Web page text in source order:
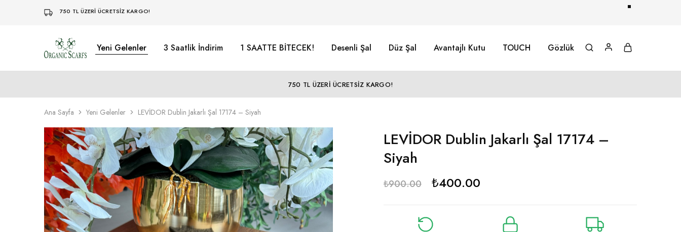
750 TL ÜZERİ ÜCRETSİZ KARGO!
Organikscarf Yeni Gelenler 3 Saatlik İndirim 1 SAATTE BİTECEK! Desenli Şal Düz Şal Avantajlı Kutu TOUCH Gözlük
750 TL ÜZERİ ÜCRETSİZ KARGO!
Ana Sayfa Yeni Gelenler LEVİDOR Dublin Jakarlı Şal 17174 – Siyah
LEVİDOR Dublin Jakarlı Şal 17174 –
Siyah
₺900.00 ₺400.00